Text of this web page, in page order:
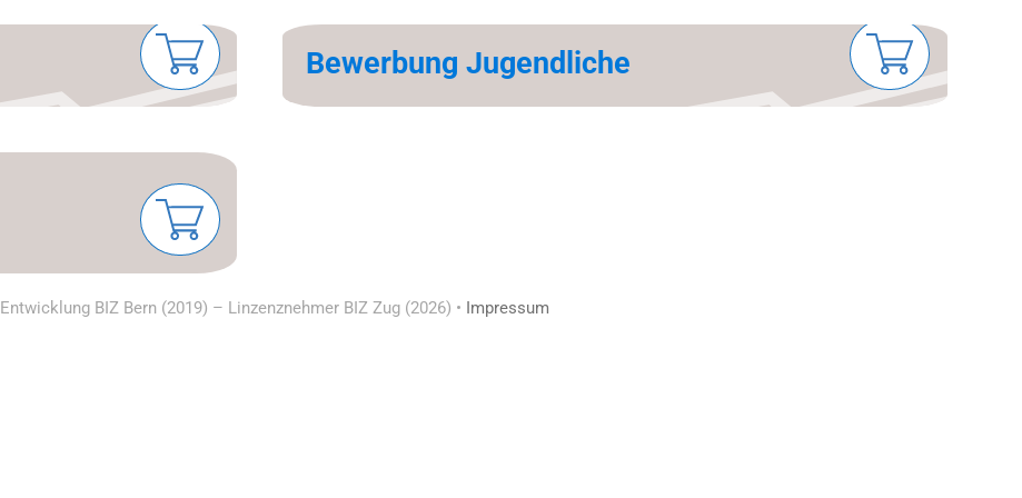
Be­wer­bung Ju­gen­dli­che
Entwicklung BIZ Bern (2019) – Linzenznehmer BIZ Zug (2026) • Impressum